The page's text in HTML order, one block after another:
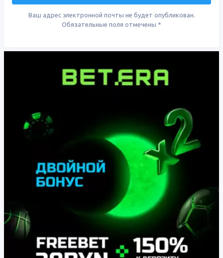
Ваш адрес электронной почты не будет опубликован.
Обязательные поля отмечены *